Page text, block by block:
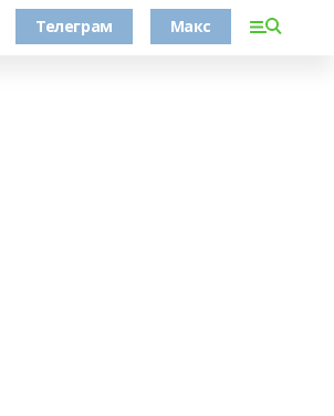
Телеграм Макс